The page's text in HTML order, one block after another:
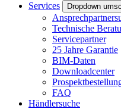
Services
Dropdown
Technische
Servicepartner
25 Jahre Garantie
BIM-Daten
Downloadcenter
FAQ
Händlersuche